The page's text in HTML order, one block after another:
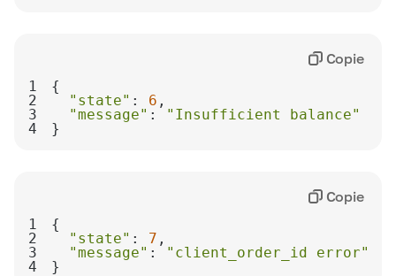
1
2
"state" : 6
3
"message" :
"Insufficient balance"
4
}
Copie
1
2
"state" : 7
3
"message" :
"client_order_id error"
4
}
Copie